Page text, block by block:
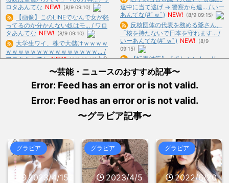
ロタあんてな NEW! (8/9 09:10)
【画像】このLINEでなんで女が怒
ってるのか分かんない奴はモ... / ワロ
タあんてな NEW! (8/9 09:10)
大学生ワイ、株で大儲けｗｗｗｗ
ｗｗｗｗｗｗｗｗｗｗｗｗｗｗｗ... /
ワロタあんてな NEW! (8/9 09:10)
ライチュウ「ピチューとピカチュ
ウより圧倒的に強いですｗｗｗｗ... /
ワロタあんてな NEW! (8/9 09:10)
に“大腸がんを促す物質”を作らせる...
(8/9
おまとめ : おすすめ NEW! (8/9 07:39)
【悲報】浜辺美波さん、かなりヤ
バそう････！！ (※画像あ... / おまとめ
: おすすめ NEW! (8/9 07:35)
達中に当て逃げ → 警察から連... / いー
あんてな(#ﾟｗﾟ) NEW! (8/9 09:15)
反核団体の代表を務める爺さん、
「核を持たないで日本を守れます... /
いーあんてな(#ﾟｗﾟ) NEW! (8/9
09:15)
【転売対策】『ポケモンカード』
バンダイのカードゲームも転売対... /
いーあんてな(#ﾟｗﾟ)
09:15)
戸が反中イメージになって中国人... /
09:15)
5chまとめMAP(総合) NEW!
(8/9
09:15)
韓国人「日本夏の甲子園で意外に
今年から初めて許可された事」 / 5ch
まとめMAP(総合) NEW! (8/9 09:09)
〜芸能・ニュースのおすすめ記事〜
Error: Feed has an error or is not valid.
Error: Feed has an error or is not valid.
〜グラビア記事〜
グラビア
2023/4/5
グラビア
2022/6/20
グラビア
2022/6/18